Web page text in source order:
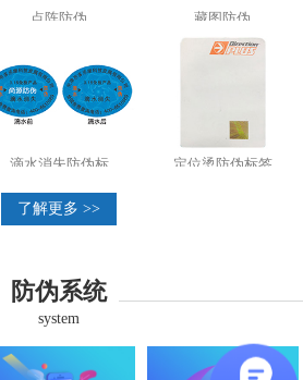
点阵防伪 藏图防伪
滴水消失防伪标 定位烫防伪标签
了解更多 >>
防伪系统
system